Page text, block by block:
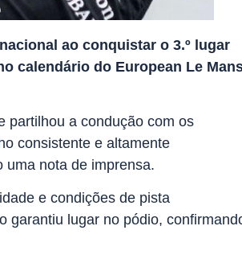
ao conquistar o 3.º lugar
calendário do European Le
partilhou a condução com os
consistente e altamente
uma nota de imprensa.
e condições de pista
garantiu lugar no pódio,